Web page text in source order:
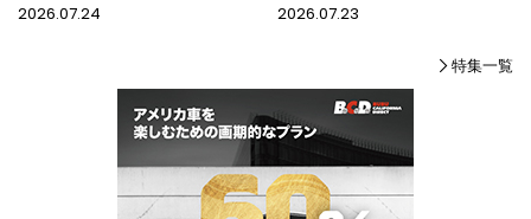
2026.07.24 2026.07.23
特集一覧